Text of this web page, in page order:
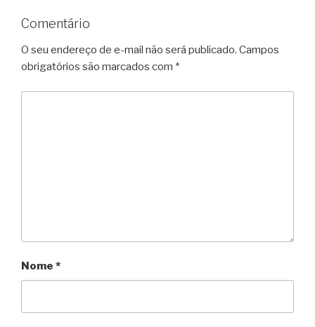
Comentário
O seu endereço de e-mail não será publicado. Campos
obrigatórios são marcados com *
Nome *